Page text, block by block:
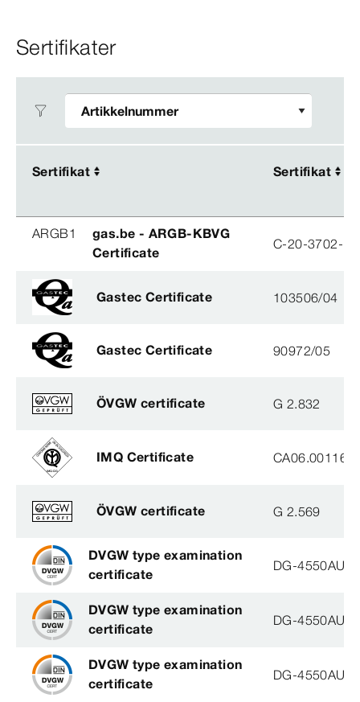
Sertifikater
Sertifikat Sertifikat
Sertifikat Sertifikat
ARGB1
gas.be - ARGB-KBVG
Certificate
C-20-3702-BA
Gastec Certificate 103506/04
Gastec Certificate 90972/05
ÖVGW certificate G 2.832
IMQ Certificate CA06.00116
ÖVGW certificate G 2.569
DVGW type examination
certificate
DG-
DVGW type examination
certificate
DG-
DVGW type examination
certificate
DG-